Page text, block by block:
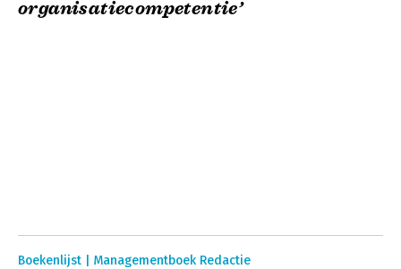
organisatiecompetentie’
Boekenlijst | Managementboek Redactie